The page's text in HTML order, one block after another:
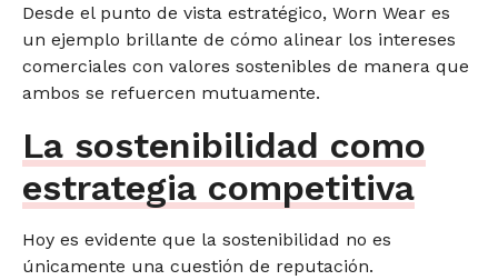
Desde el punto de vista estratégico, Worn Wear es
un ejemplo brillante de cómo alinear los intereses
comerciales con valores sostenibles de manera que
ambos se refuercen mutuamente.
La sostenibilidad como
estrategia competitiva
Hoy es evidente que la sostenibilidad no es
únicamente una cuestión de reputación.